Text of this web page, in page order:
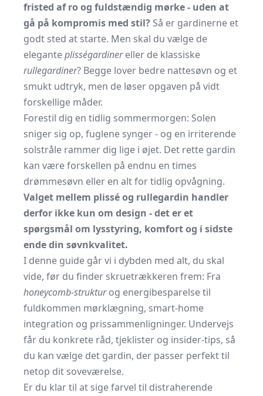
fristed af ro og fuldstændig mørke - uden at
gå på kompromis med stil? Så er gardinerne et
godt sted at starte. Men skal du vælge de
eleganteplisségardinereller de klassiske
rullegardiner? Begge lover bedre nattesøvn og et
smukt udtryk, men de løser opgaven på vidt
forskellige måder.
Forestil dig en tidlig sommermorgen: Solen
sniger sig op, fuglene synger - og en irriterende
solstråle rammer dig lige i øjet. Det rette gardin
kan være forskellen på endnu en times
drømmesøvn eller en alt for tidlig opvågning.
Valget mellem plissé og rullegardin handler
derfor ikke kun om design - det er et
spørgsmål om lysstyring, komfort og i sidste
ende din søvnkvalitet.
I denne guide går vi i dybden med alt, du skal
vide, før du finder skruetrækkeren frem: Fra
honeycomb-strukturog energibesparelse til
fuldkommen mørklægning, smart-home
integration og prissammenligninger. Undervejs
får du konkrete råd, tjeklister og insider-tips, så
du kan vælge det gardin, der passer perfekt til
netop dit soveværelse.
Er du klar til at sige farvel til distraherende